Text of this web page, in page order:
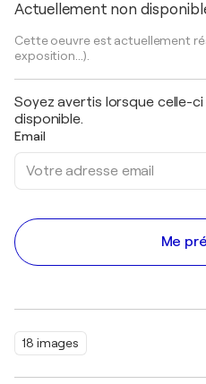
18 images
Actuellement non
Cette oeuvre est actuellement
exposition...).
Soyez avertis lorsque celle-
disponible.
Email
Me